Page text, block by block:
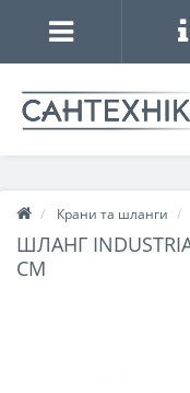
Крани та шланги
ШЛАНГ
СМ